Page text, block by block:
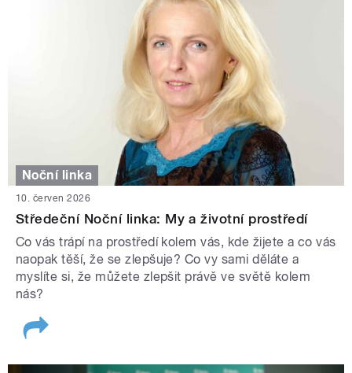
Noční linka
10. červen 2026
Středeční Noční linka: My a životní prostředí
Co vás trápí na prostředí kolem vás, kde žijete a co vás
naopak těší, že se zlepšuje? Co vy sami děláte a
myslíte si, že můžete zlepšit právě ve světě kolem
nás?